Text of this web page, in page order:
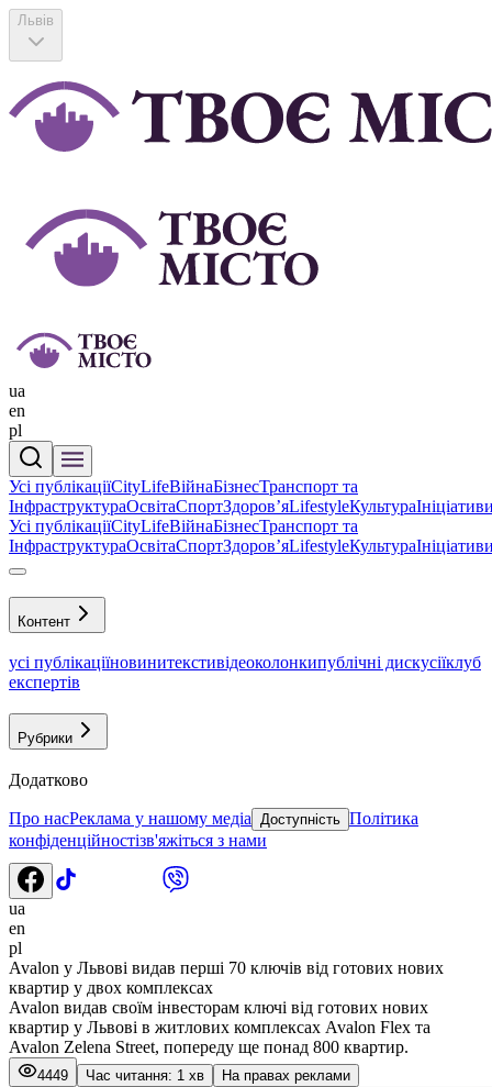
Львів
ua
en
pl
Усі публікаціїCityLifeВійнаБізнесТранспорт та
ІнфраструктураОсвітаСпортЗдоровʼяLifestyleКультура
Усі публікаціїCityLifeВійнаБізнесТранспорт та
ІнфраструктураОсвітаСпортЗдоровʼяLifestyleКультура
Контент
усі публікаціїновинитекстивідеоколонкипублічні дискусіїклуб
експертів
Рубрики
Додатково
Про насРеклама у нашому медіа Доступність Політика
конфіденційностізв'яжіться з нами
ua
en
pl
Avalon у Львові видав перші 70 ключів від готових нових
квартир у двох комплексах
Avalon видав своїм інвесторам ключі від готових нових
квартир у Львові в житлових комплексах Avalon Flex та
Avalon Zelena Street, попереду ще понад 800 квартир.
4449 Час читання: 1 хв На правах реклами